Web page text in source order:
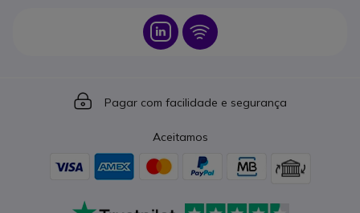
Icon Icon
Icon
Pagar com facilidade e segurança
Aceitamos